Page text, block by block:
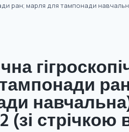
ран; марля для тампонади
(зі